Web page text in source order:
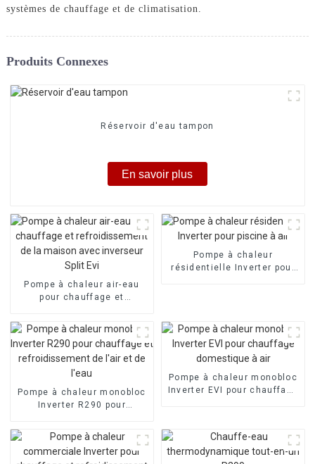
systèmes de chauffage et de climatisation.
Produits Connexes
Réservoir d'eau tampon
En savoir plus
Pompe à chaleur air-eau
pour chauffage et
maison avec inverseur Split
Evi
Pompe à chaleur
résidentielle Inverter pour
Pompe à chaleur monobloc
Inverter R290 pour
refroidissement de l'air et
de l'eau
Pompe à chaleur monobloc
Inverter EVI pour chauffage